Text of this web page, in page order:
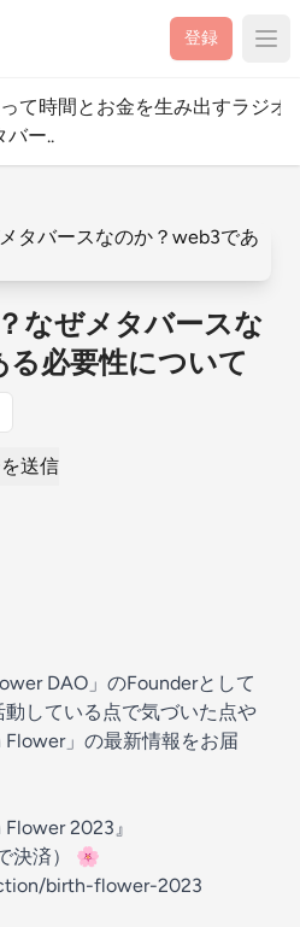
登録
て時間とお金を生み出すラジオ
バー..
なぜメタバースな
必要性について
送信
DAO」のFounderとして
している点で気づいた点や
」の最新情報をお届
2023』
決済） 🌸
birth-flower-2023